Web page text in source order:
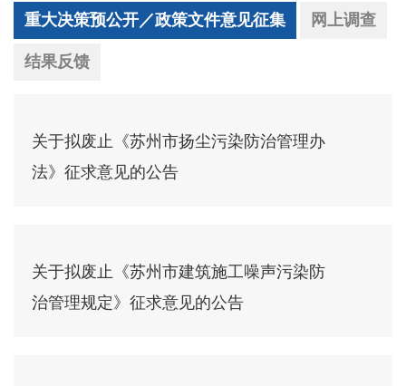
重大决策预公开／政策文件意见征集 网上调查
结果反馈
关于拟废止《苏州市扬尘污染防治管理办
法》征求意见的公告
关于拟废止《苏州市建筑施工噪声污染防
治管理规定》征求意见的公告